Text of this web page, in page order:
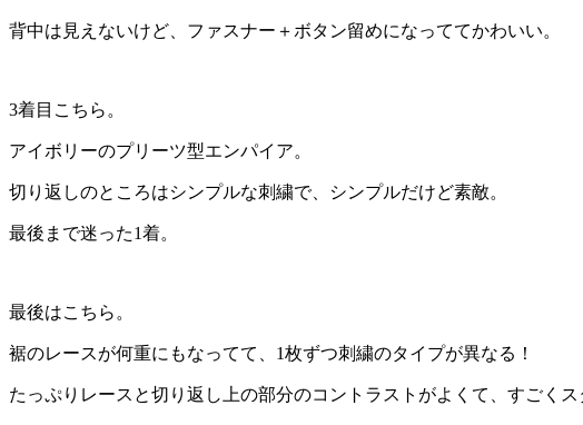
背中は見えないけど、ファスナー＋ボタン留めになっててかわいい。
3着目こちら。
アイボリーのプリーツ型エンパイア。
切り返しのところはシンプルな刺繍で、シンプルだけど素敵。
最後まで迷った1着。
最後はこちら。
裾のレースが何重にもなってて、1枚ずつ刺繍のタイプが異なる！
たっぷりレースと切り返し上の部分のコントラストがよくて、すごくス